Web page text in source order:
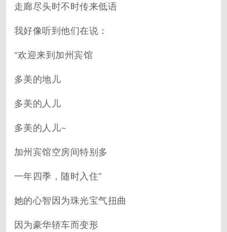
走廊尽头时不时传来低语
我好像听到他们在说：
“欢迎来到加州宾馆
多美的地儿
多美的人儿
多美的人儿~
加州宾馆空房间特别多
一年四季，随时入住”
她的心智因为珠光宝气扭曲
因为豪华轿车而变形